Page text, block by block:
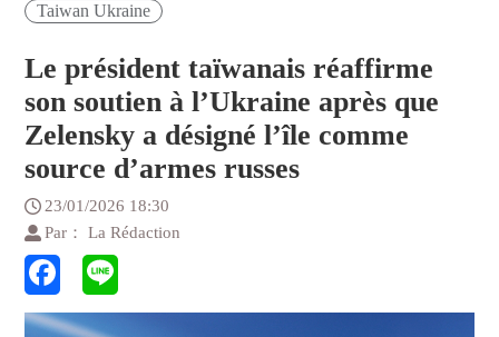
Taiwan Ukraine
Le président taïwanais réaffirme
son soutien à l’Ukraine après que
Zelensky a désigné l’île comme
source d’armes russes
23/01/2026 18:30
Par： La Rédaction